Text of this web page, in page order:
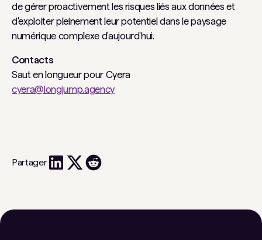
de gérer proactivement les risques liés aux données et
d'exploiter pleinement leur potentiel dans le paysage
numérique complexe d'aujourd'hui.
Contacts
Saut en longueur pour Cyera
cyera@longjump.agency
Partager